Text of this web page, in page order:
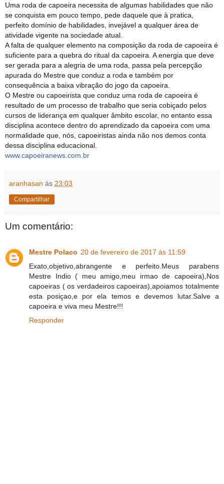
Uma roda de capoeira necessita de algumas habilidades que não
se conquista em pouco tempo, pede daquele que à pratica,
perfeito domínio de habilidades, invejável a qualquer área de
atividade vigente na sociedade atual.
A falta de qualquer elemento na composição da roda de capoeira é
suficiente para a quebra do ritual da capoeira. A energia que deve
ser gerada para a alegria de uma roda, passa pela percepção
apurada do Mestre que conduz a roda e também por
consequência a baixa vibração do jogo da capoeira.
O Mestre ou capoeirista que conduz uma roda de capoeira é
resultado de um processo de trabalho que seria cobiçado pelos
cursos de liderança em qualquer âmbito escolar, no entanto essa
disciplina acontece dentro do aprendizado da capoeira com uma
normalidade que, nós, capoeiristas ainda não nos demos conta
dessa disciplina educacional.
www.capoeiranews.com.br
aranhasan às 23:03
Compartilhar
Um comentário:
Mestre Polaco 20 de fevereiro de 2017 às 11:59
Exato,objetivo,abrangente e perfeito.Meus parabens
Mestre Indio ( meu amigo,meu irmao de capoeira),Nos
capoeiras ( os verdadeiros capoeiras),apoiamos totalmente
esta posiçao,e por ela temos e devemos lutar.Salve a
capoeira e viva meu Mestre!!!
Responder